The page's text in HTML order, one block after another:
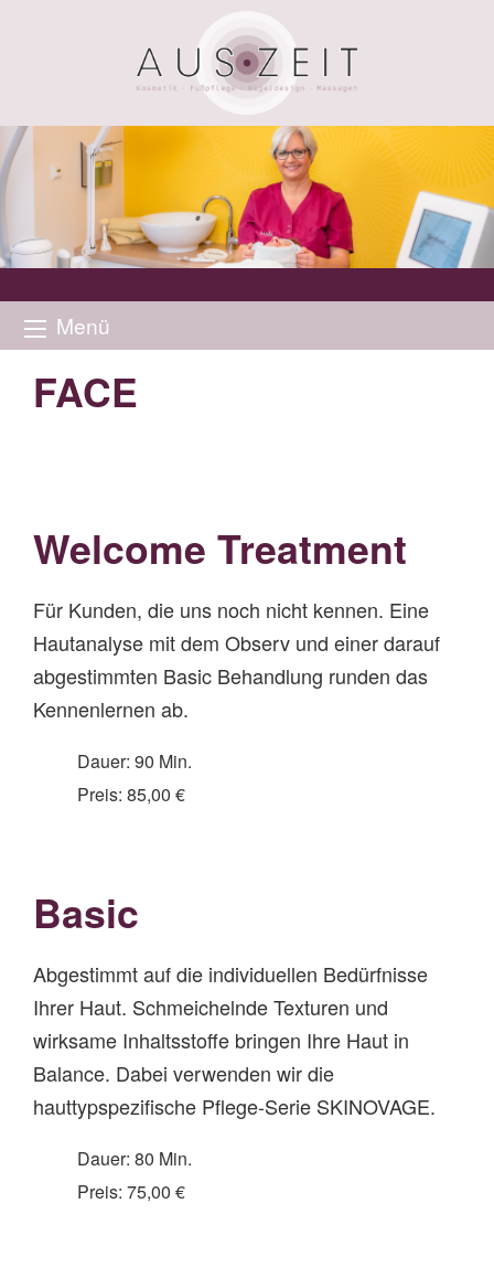
Menü
FACE
Welcome Treatment
Für Kunden, die uns noch nicht kennen. Eine
Hautanalyse mit dem Observ und einer darauf
abgestimmten Basic Behandlung runden das
Kennenlernen ab.
Dauer: 90 Min.
Preis: 85,00 €
Basic
Abgestimmt auf die individuellen Bedürfnisse
Ihrer Haut. Schmeichelnde Texturen und
wirksame Inhaltsstoffe bringen Ihre Haut in
Balance. Dabei verwenden wir die
hauttypspezifische Pflege-Serie SKINOVAGE.
Dauer: 80 Min.
Preis: 75,00 €